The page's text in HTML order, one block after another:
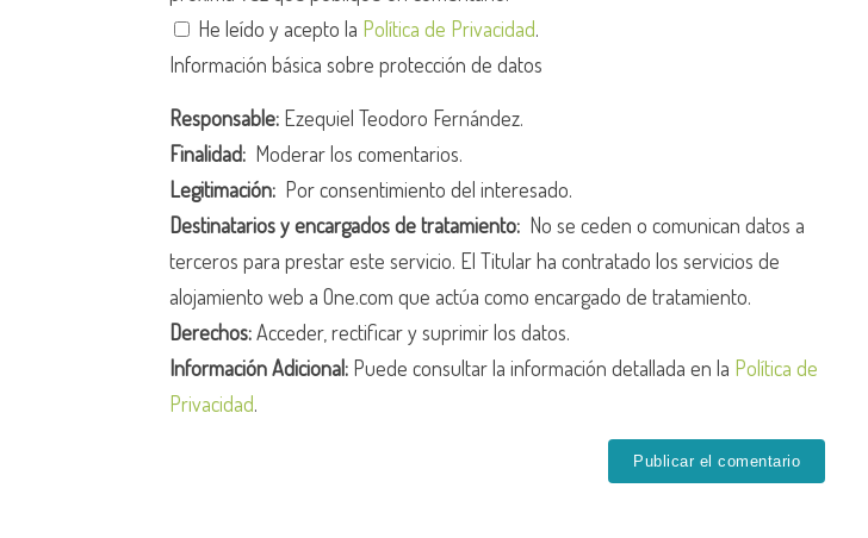
He leído y acepto la Política de Privacidad.
Información básica sobre protección de datos
Responsable: Ezequiel Teodoro Fernández.
Finalidad: Moderar los comentarios.
Legitimación: Por consentimiento del interesado.
Destinatarios y encargados de tratamiento: No se ceden o comunican datos a
terceros para prestar este servicio. El Titular ha contratado los servicios de
alojamiento web a One.com que actúa como encargado de tratamiento.
Derechos:Acceder, rectificar y suprimir los datos.
Información Adicional: Puede consultar la información detallada en la Política de
Privacidad.